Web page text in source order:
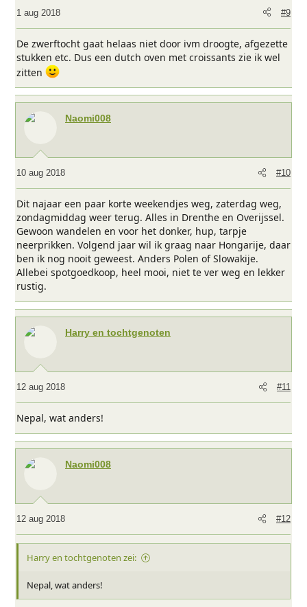
1 aug 2018 #9
De zwerftocht gaat helaas niet door ivm droogte, afgezette
stukken etc. Dus een dutch oven met croissants zie ik wel
zitten
Naomi008
10 aug 2018 #10
Dit najaar een paar korte weekendjes weg, zaterdag weg,
zondagmiddag weer terug. Alles in Drenthe en Overijssel.
Gewoon wandelen en voor het donker, hup, tarpje
neerprikken. Volgend jaar wil ik graag naar Hongarije, daar
ben ik nog nooit geweest. Anders Polen of Slowakije.
Allebei spotgoedkoop, heel mooi, niet te ver weg en lekker
rustig.
Harry en tochtgenoten
12 aug 2018 #11
Nepal, wat anders!
Naomi008
12 aug 2018 #12
Harry en tochtgenoten zei:
Nepal, wat anders!